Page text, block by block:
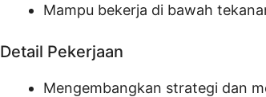
Mampu bekerja di bawah
Detail Pekerjaan
Mengembangkan strategi dan